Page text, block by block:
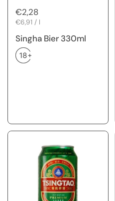
Regulärer Preis
€2,28
Stückpreis
€6,91 / l
Singha Bier 330ml